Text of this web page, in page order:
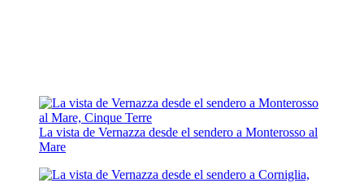
La vista de Vernazza desde el sendero a Monterosso al
Mare